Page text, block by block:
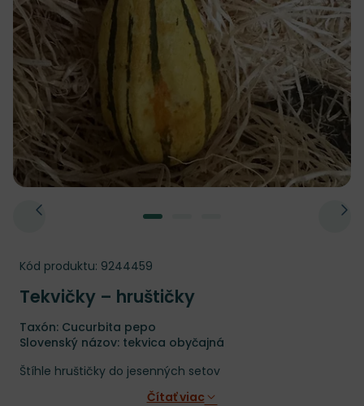
Kód produktu: 9244459
Tekvičky – hruštičky
Taxón: Cucurbita pepo
Slovenský názov: tekvica obyčajná
Štíhle hruštičky do jesenných setov
Čítať viac